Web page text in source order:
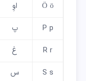
Ö ö
اوِ
P p
پ
R r
غ
S s
س